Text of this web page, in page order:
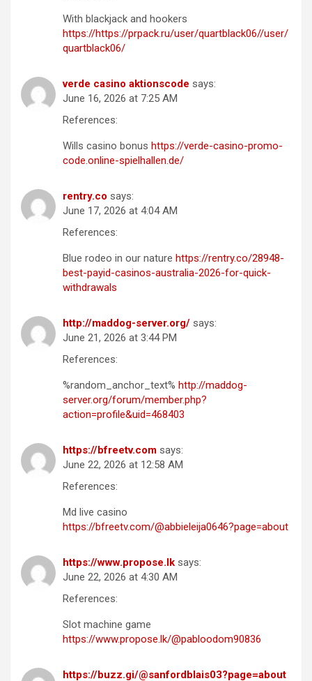
With blackjack and hookers
https://https://prpack.ru/user/quartblack06//user/
quartblack06/
verde casino aktionscode says:
June 16, 2026 at 7:25 AM
References:
Wills casino bonus https://verde-casino-promo-
code.online-spielhallen.de/
rentry.co says:
June 17, 2026 at 4:04 AM
References:
Blue rodeo in our nature https://rentry.co/28948-
best-payid-casinos-australia-2026-for-quick-
withdrawals
http://maddog-server.org/ says:
June 21, 2026 at 3:44 PM
References:
%random_anchor_text% http://maddog-
server.org/forum/member.php?
action=profile&uid=468403
https://bfreetv.com says:
June 22, 2026 at 12:58 AM
References:
Md live casino
https://bfreetv.com/@abbieleija0646?page=about
https://www.propose.lk says:
June 22, 2026 at 4:30 AM
References:
Slot machine game
https://www.propose.lk/@pabloodom90836
https://buzz.gi/@sanfordblais03?page=about